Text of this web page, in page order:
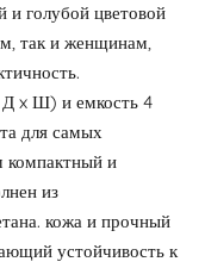
и голубой цветовой
так и женщинам,
x Ш) и емкость 4
для самых
компактный и
из
кожа и прочный
устойчивость к